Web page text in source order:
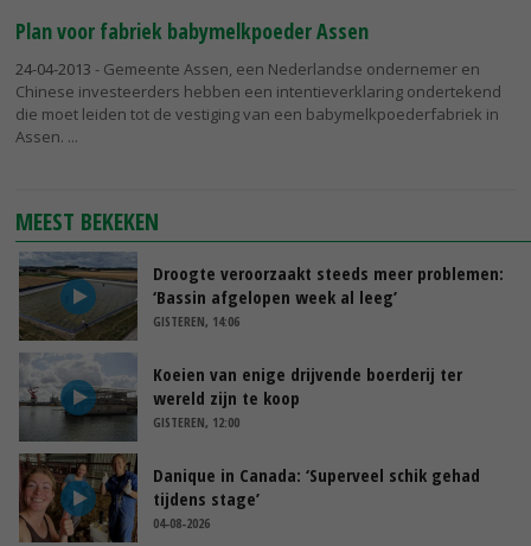
Plan voor fabriek babymelkpoeder Assen
24-04-2013 - Gemeente Assen, een Nederlandse ondernemer en
Chinese investeerders hebben een intentieverklaring ondertekend
die moet leiden tot de vestiging van een babymelkpoederfabriek in
Assen.
MEEST BEKEKEN
Droogte veroorzaakt steeds meer problemen:
‘Bassin afgelopen week al leeg’
GISTEREN, 14:06
Koeien van enige drijvende boerderij ter
wereld zijn te koop
GISTEREN, 12:00
Danique in Canada: ‘Superveel schik gehad
tijdens stage’
04-08-2026